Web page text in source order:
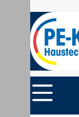
Suche springen